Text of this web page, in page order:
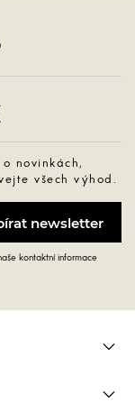
novinkách,
všech výhod.
kontaktní informace

